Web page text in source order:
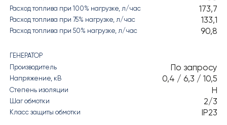
Расход топлива при 100% нагрузке, л/час 173,7
Расход топлива при 75% нагрузке, л/час 133,1
Расход топлива при 50% нагрузке, л/час 90,8
ГЕНЕРАТОР
Производитель
По запросу
Напряжение, кВ 0,4 / 6,3 / 10,5
Степень изоляции H
Шаг обмотки 2/3
Класс защиты обмотки IP23